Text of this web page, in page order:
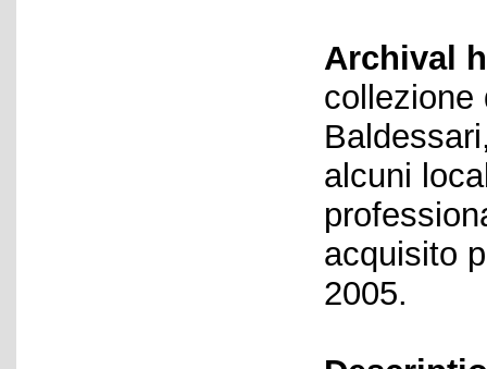
Archival
collezione
alcuni
acquisito
2005.